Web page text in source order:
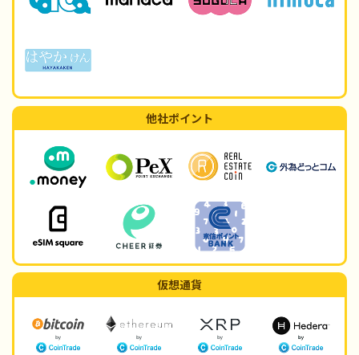
他社ポイント
仮想通貨